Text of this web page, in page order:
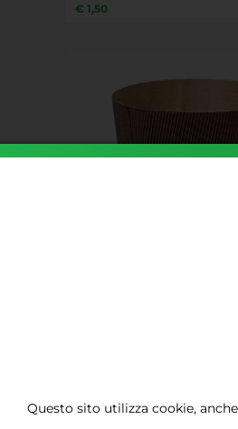
Questo sito utilizza cookie,
€ 1,50